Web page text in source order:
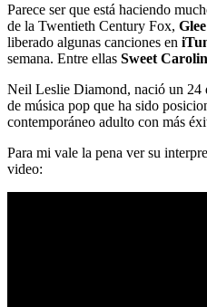
Parece ser que está haciendo
de la Twentieth Century Fox, Glee
liberado algunas canciones en
semana. Entre ellas Sweet
Neil Leslie Diamond, nació un 24
de música pop que ha sido
contemporáneo adulto con más
Para mi vale la pena ver su
video: